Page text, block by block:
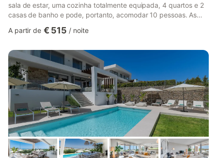
sala de estar, uma cozinha totalmente equipada, 4 quartos e 2
casas de banho e pode, portanto, acomodar 10 pessoas. As
(adequado para chamadas de vídeo) com um espaço de
inteligente com serviços de streaming, ar condicionado, uma
ventoinha, uma máquina de lavar roupa e uma máquina de
secar roupa. Também estão dispon...
A partir de € 515 / noite